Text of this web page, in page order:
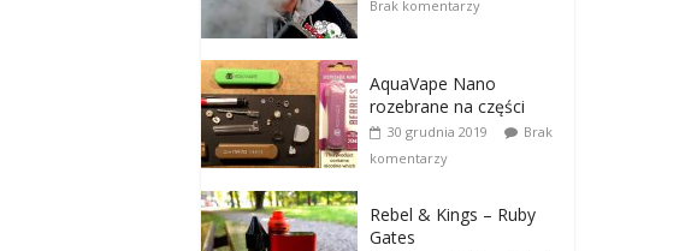
Brak komentarzy
AquaVape Nano
rozebrane na części
30 grudnia 2019
Brak
komentarzy
Rebel & Kings – Ruby
Gates